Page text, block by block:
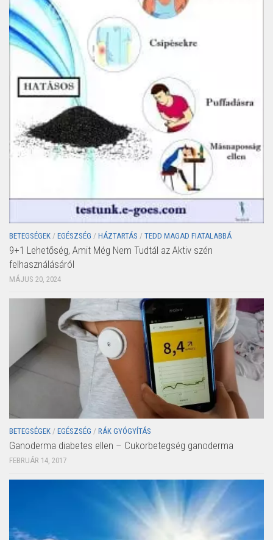
BETEGSÉGEK / EGÉSZSÉG / HÁZTARTÁS / TEDD MAGAD FIATALABBÁ
9+1 Lehetőség, Amit Még Nem Tudtál az Aktiv szén
felhasználásáról
MÁJUS 20, 2024
BETEGSÉGEK / EGÉSZSÉG / RÁK GYÓGYÍTÁS
Ganoderma diabetes ellen – Cukorbetegség ganoderma
FEBRUÁR 14, 2017